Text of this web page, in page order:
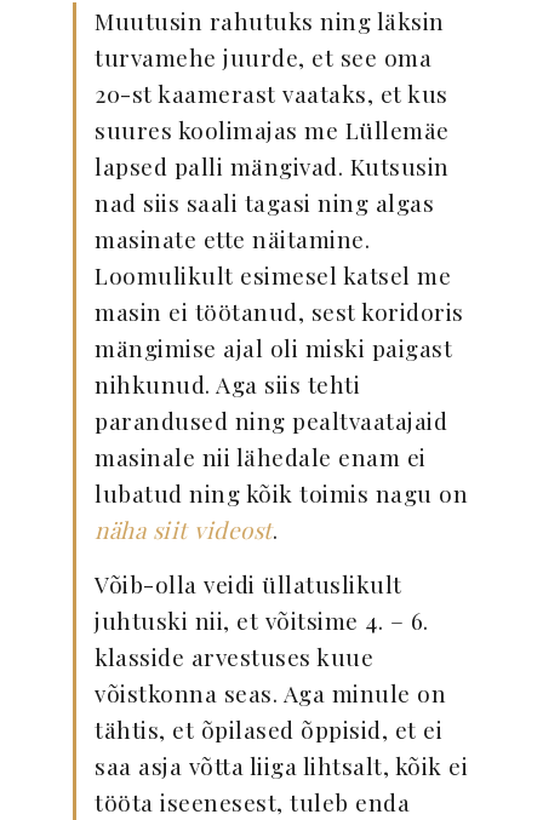
Muutusin rahutuks ning läksin
turvamehe juurde, et see oma
20-st kaamerast vaataks, et kus
suures koolimajas me Lüllemäe
lapsed palli mängivad. Kutsusin
nad siis saali tagasi ning algas
masinate ette näitamine.
Loomulikult esimesel katsel me
masin ei töötanud, sest koridoris
mängimise ajal oli miski paigast
nihkunud. Aga siis tehti
parandused ning pealtvaatajaid
masinale nii lähedale enam ei
lubatud ning kõik toimis nagu on
näha siit videost.
Võib-olla veidi üllatuslikult
juhtuski nii, et võitsime 4. – 6.
klasside arvestuses kuue
võistkonna seas. Aga minule on
tähtis, et õpilased õppisid, et ei
saa asja võtta liiga lihtsalt, kõik ei
tööta iseenesest, tuleb enda